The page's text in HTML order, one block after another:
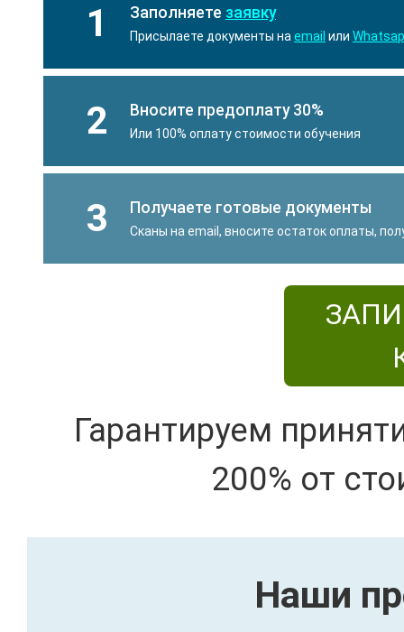
1 Заполняете заявку
Присылаете документы на email или
2 Вносите предоплату 30%
Или 100% оплату стоимости обучения
3 Получаете готовые документы
Сканы на email, вносите остаток оплаты,
Гарантируем
200% от
Наши